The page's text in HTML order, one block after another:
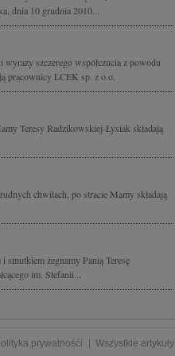
dnia 10 grudnia 2010...
szczerego współczucia z powodu
pracownicy LCEK sp. z o.o.
Teresy Radzikowskiej-Łysiak składają
chwilach, po stracie Mamy składają
smutkiem żegnamy Panią Teresę
im. Stefanii...
prywatnośći Wszystkie artykuły